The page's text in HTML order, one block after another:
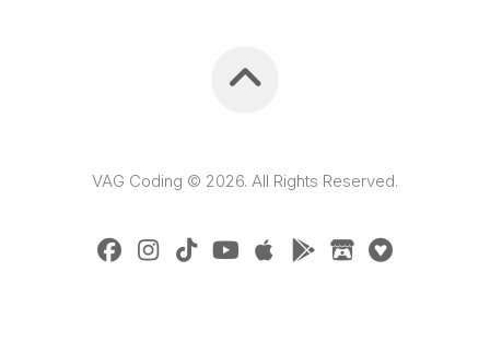
VAG Coding © 2026. All Rights Reserved.